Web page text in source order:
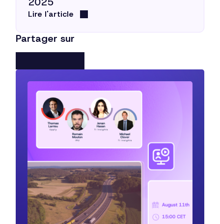
Lire l'article
Partager sur